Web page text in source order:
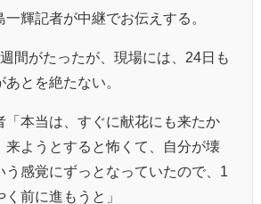
輝記者が中継でお伝えする。
間がたったが、現場には、24日も
とを絶たない。
「本当は、すぐに献花にも来たか
来ようとすると怖くて、自分が壊
う感覚にずっとなっていたので、1
前に進もうと」